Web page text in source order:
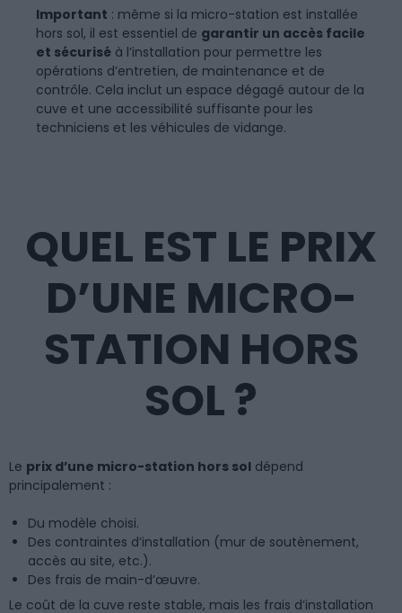
Important : même si la micro-station est installée
hors sol, il est essentiel de garantir un accès facile
et sécurisé à l’installation pour permettre les
opérations d’entretien, de maintenance et de
contrôle. Cela inclut un espace dégagé autour de la
cuve et une accessibilité suffisante pour les
techniciens et les véhicules de vidange.
QUEL EST LE PRIX
D’UNE MICRO-
STATION HORS
SOL ?
Le prix d’une micro-station hors sol dépend
principalement :
Du modèle choisi.
Des contraintes d’installation (mur de soutènement,
accès au site, etc.).
Des frais de main-d’œuvre.
Le coût de la cuve reste stable, mais les frais d’installation